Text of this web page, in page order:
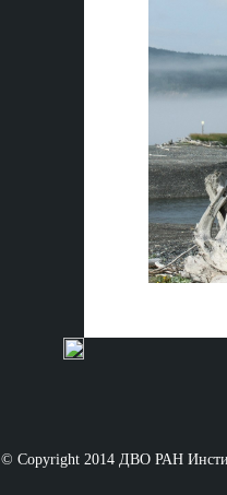
© Copyright 2014 ДВО РАН